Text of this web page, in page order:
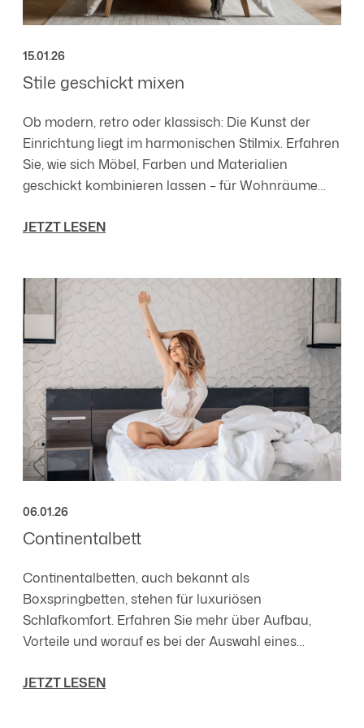
Erklärung auf unserer Website ändern oder widerrufen.
15.01.26
Stile geschickt mixen
Ob modern, retro oder klassisch: Die Kunst der
Einrichtung liegt im harmonischen Stilmix. Erfahren
Sie, wie sich Möbel, Farben und Materialien
geschickt kombinieren lassen – für Wohnräume
JETZT LESEN
06.01.26
Continentalbett
Continentalbetten, auch bekannt als
Boxspringbetten, stehen für luxuriösen
Schlafkomfort. Erfahren Sie mehr über Aufbau,
Vorteile und worauf es bei der Auswahl eines
JETZT LESEN